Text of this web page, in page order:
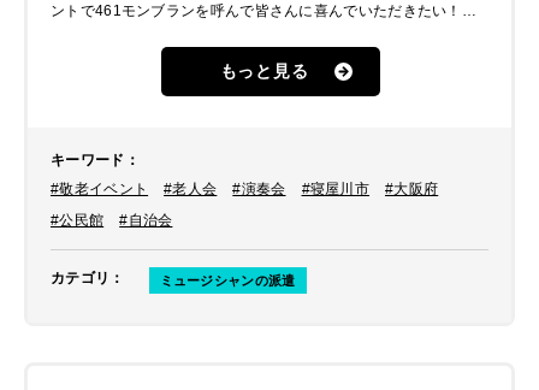
ントで461モンブランを呼んで皆さんに喜んでいただきたい！と
もっと見る
キーワード ：
#敬老イベント
#老人会 #演奏会 #寝屋川市
#大阪府
#公民館
#自治会
カテゴリ ： ミュージシャンの派遣